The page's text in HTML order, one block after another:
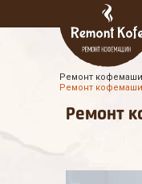
УСЛУГИ И
Ремонт
Ремонт
Ремонт